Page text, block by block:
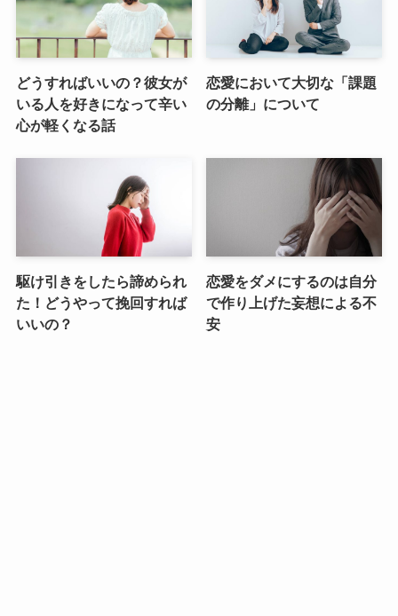
どうすればいいの？彼女が
いる人を好きになって辛い
心が軽くなる話
恋愛において大切な「課題
の分離」について
駆け引きをしたら諦められ
た！どうやって挽回すれば
いいの？
恋愛をダメにするのは自分
で作り上げた妄想による不
安